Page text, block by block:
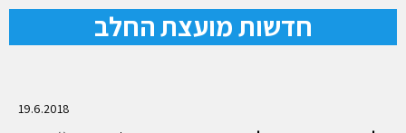
חדשות מועצת החלב
19.6.2018